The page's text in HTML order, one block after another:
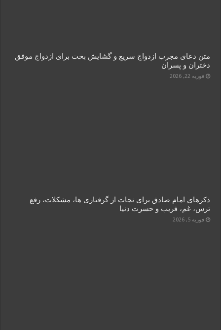
متن دعای مجرب ازدواج سریع و گشایش بخت برای ازدواج موفق
دختران و پسران
فوریه 22, 2026
ذکرهای امام صادق برای نجات از گرفتاری‌ ها، مشکلات، رفع
ترس، غم، فریب و حسرت دنیا
فوریه 5, 2026